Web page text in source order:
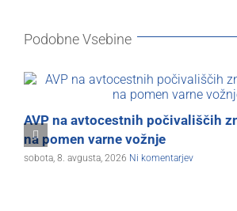
Podobne Vsebine
AVP na avtocestnih počivališčih
na pomen varne vožnje
sobota, 8. avgusta, 2026 Ni komentarjev